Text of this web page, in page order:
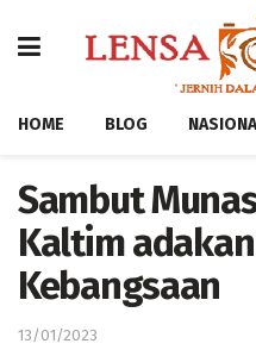
HOME BLOG
Sambut
Kaltim
Kebangsaan
13/01/2023